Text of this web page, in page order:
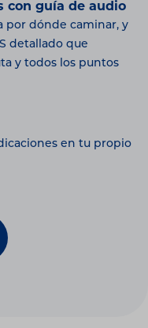
con guía de audio
por dónde caminar, y
detallado que
y todos los puntos
en tu propio